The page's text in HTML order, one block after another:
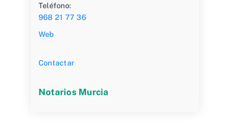
Teléfono:
968 21 77 36
Web
Contactar
Notarios Murcia